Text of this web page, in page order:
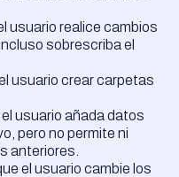
usuario realice cambios
sobrescriba el
usuario crear carpetas
usuario añada datos
pero no permite ni
anteriores.
el usuario cambie los